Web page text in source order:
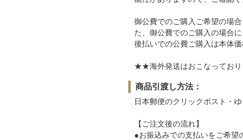
御公費でのご購入ご希望の場
た、御公費でのご購入の場合
後払いでの公費ご購入は本体
★★海外発送はおこなってお
商品引渡し方法：
日本郵便のクリックポスト・
【ご注文後の流れ】
●お振込みでの支払いをご希望